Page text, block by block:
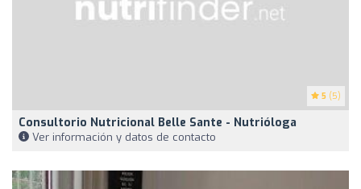
5 (5)
Consultorio Nutricional Belle Sante - Nutrióloga
Ver información y datos de contacto